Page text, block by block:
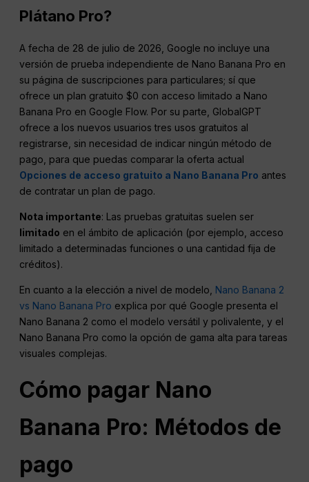
Plátano Pro?
A fecha de 28 de julio de 2026, Google no incluye una
versión de prueba independiente de Nano Banana Pro en
su página de suscripciones para particulares; sí que
ofrece un plan gratuito $0 con acceso limitado a Nano
Banana Pro en Google Flow. Por su parte, GlobalGPT
ofrece a los nuevos usuarios tres usos gratuitos al
registrarse, sin necesidad de indicar ningún método de
pago, para que puedas comparar la oferta actual
Opciones de acceso gratuito a Nano Banana Pro antes
de contratar un plan de pago.
Nota importante: Las pruebas gratuitas suelen ser
limitado en el ámbito de aplicación (por ejemplo, acceso
limitado a determinadas funciones o una cantidad fija de
créditos).
En cuanto a la elección a nivel de modelo, Nano Banana 2
vs Nano Banana Pro explica por qué Google presenta el
Nano Banana 2 como el modelo versátil y polivalente, y el
Nano Banana Pro como la opción de gama alta para tareas
visuales complejas.
Cómo pagar Nano
Banana Pro: Métodos de
pago